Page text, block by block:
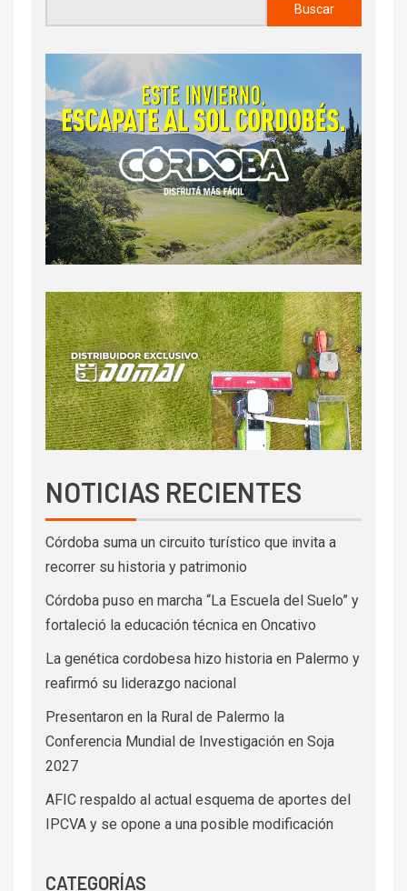
Buscar
NOTICIAS RECIENTES
Córdoba suma un circuito turístico que invita a
recorrer su historia y patrimonio
Córdoba puso en marcha “La Escuela del Suelo” y
fortaleció la educación técnica en Oncativo
La genética cordobesa hizo historia en Palermo y
reafirmó su liderazgo nacional
Presentaron en la Rural de Palermo la
Conferencia Mundial de Investigación en Soja
2027
AFIC respaldo al actual esquema de aportes del
IPCVA y se opone a una posible modificación
CATEGORÍAS